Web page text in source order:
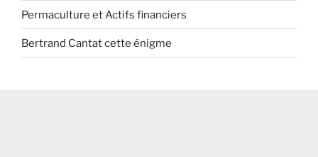
Permaculture et Actifs financiers
Bertrand Cantat cette énigme